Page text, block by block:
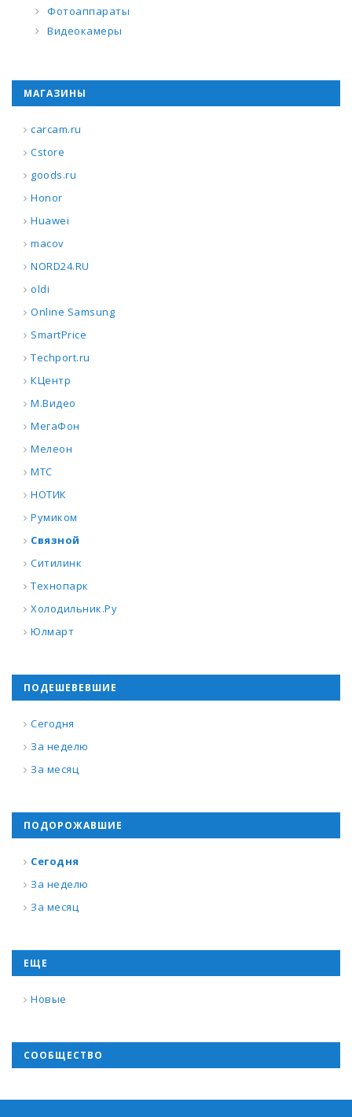
Фотоаппараты
Видеокамеры
МАГАЗИНЫ
carcam.ru
Cstore
goods.ru
Honor
Huawei
macov
NORD24.RU
oldi
Online Samsung
SmartPrice
Techport.ru
КЦентр
М.Видео
МегаФон
Мелеон
МТС
НОТИК
Румиком
Связной
Ситилинк
Технопарк
Холодильник.Ру
Юлмарт
ПОДЕШЕВЕВШИЕ
Сегодня
За неделю
За месяц
ПОДОРОЖАВШИЕ
Сегодня
За неделю
За месяц
ЕЩЕ
Новые
СООБЩЕСТВО